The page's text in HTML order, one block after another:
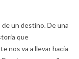
de un destino. De una
que
nos va a llevar hacia